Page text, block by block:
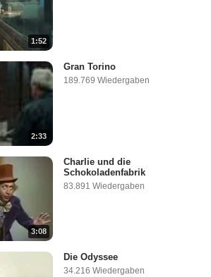
1:52
2:33
Gran Torino
189.769 Wiedergaben
3:08
Charlie und die
Schokoladenfabrik
83.891 Wiedergaben
Die Odyssee
34.216 Wiedergaben